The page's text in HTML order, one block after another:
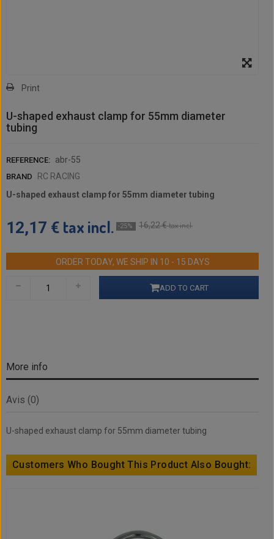
Print
U-shaped exhaust clamp for 55mm diameter
tubing
REFERENCE: abr-55
BRAND
RC RACING
U-shaped exhaust clamp for 55mm diameter tubing
12,17 € tax incl. -25% 16,22 €tax incl.
ORDER TODAY, WE SHIP IN 10 - 15 DAYS
ADD TO CART
More info
Avis (0)
U-shaped exhaust clamp for 55mm diameter tubing
Customers Who Bought This Product Also Bought: